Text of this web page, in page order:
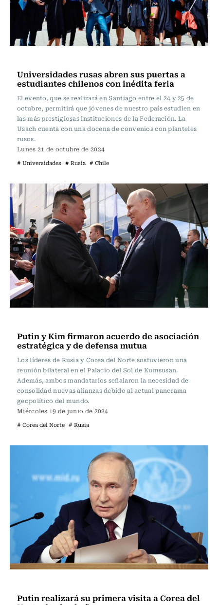
Universidades rusas abren sus puertas a
estudiantes chilenos con inédita feria
El evento, que se realizará en Santiago entre el 24 y 25 de
octubre, permitirá que jóvenes de nuestro país estudien en
las más prestigiosas instituciones de la Federación. La
Usach cuenta con una docena de convenios con planteles
rusos.
Lunes 21 de octubre de 2024
# Universidades # Rusia # Chile
Putin y Kim firmaron acuerdo de asociación
estratégica y de defensa mutua
Los líderes de Rusia y Corea del Norte sostuvieron una
reunión bilateral en el Palacio del Sol de Kumsusan.
Además, ambos mandatarios señalaron la necesidad de
consolidad nuevas alianzas debido al actual panorama
geopolítico del mundo.
Miércoles 19 de junio de 2024
# Corea del Norte # Rusia
Putin realizará su primera visita a Corea del